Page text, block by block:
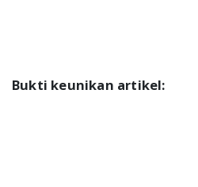
Bukti keunikan artikel: